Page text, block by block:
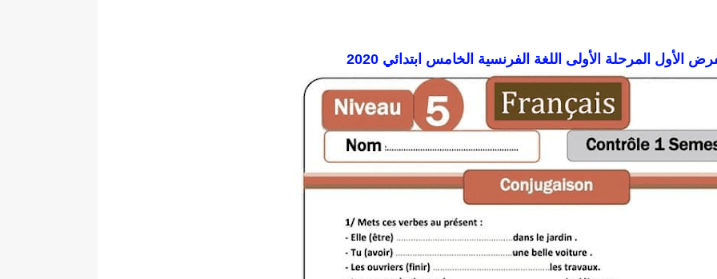
الأول المرحلة الأولى اللغة الفرنسية الخامس ابتدائي 2020